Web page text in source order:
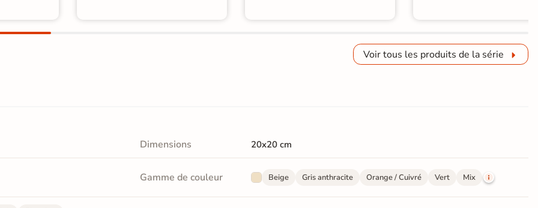
Voir tous les produits de la série
Dimensions 20x20 cm
Gamme de couleur Beige Gris anthracite Orange / Cuivré Vert Mix